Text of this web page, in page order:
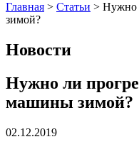
Главная > Статьи > Нужно
зимой?
Новости
Нужно ли
машины зимой?
02.12.2019